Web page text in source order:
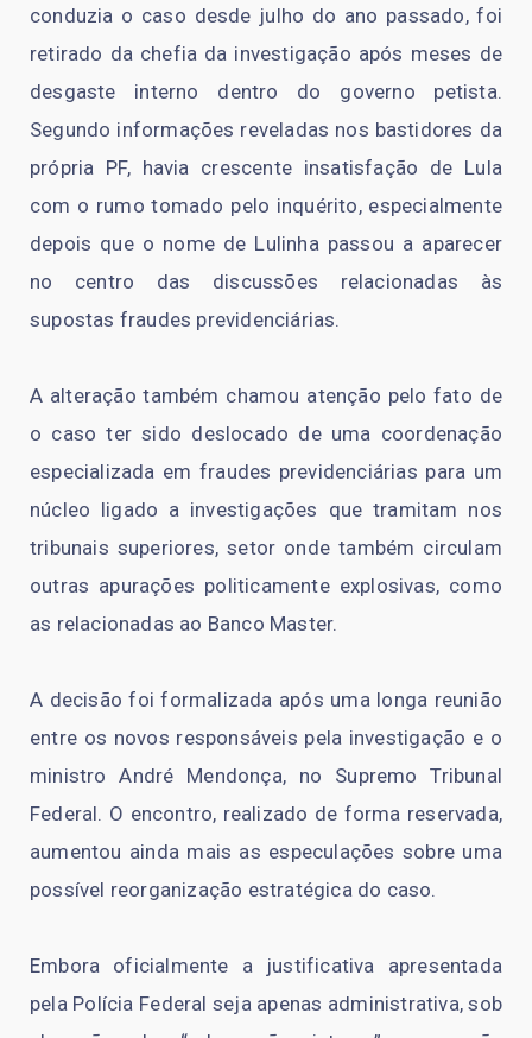
conduzia o caso desde julho do ano passado, foi
retirado da chefia da investigação após meses de
desgaste interno dentro do governo petista.
Segundo informações reveladas nos bastidores da
própria PF, havia crescente insatisfação de Lula
com o rumo tomado pelo inquérito, especialmente
depois que o nome de Lulinha passou a aparecer
no centro das discussões relacionadas às
supostas fraudes previdenciárias.
A alteração também chamou atenção pelo fato de
o caso ter sido deslocado de uma coordenação
especializada em fraudes previdenciárias para um
núcleo ligado a investigações que tramitam nos
tribunais superiores, setor onde também circulam
outras apurações politicamente explosivas, como
as relacionadas ao Banco Master.
A decisão foi formalizada após uma longa reunião
entre os novos responsáveis pela investigação e o
ministro André Mendonça, no Supremo Tribunal
Federal. O encontro, realizado de forma reservada,
aumentou ainda mais as especulações sobre uma
possível reorganização estratégica do caso.
Embora oficialmente a justificativa apresentada
pela Polícia Federal seja apenas administrativa, sob